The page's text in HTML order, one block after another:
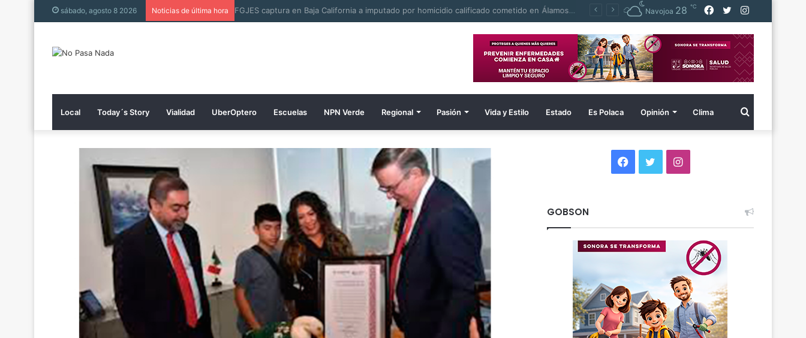
sábado, agosto 8 2026 Noticias de última hora Instagram
Twitter
Facebook
Navojoa 28 ℃
Local Today´s Story Vialidad UberOptero Escuelas NPN Verde Regional Pasión Vida y Estilo Estado Es Polaca Opinión Clima Buscar
Facebook
TwitterInstagram
GOBSON